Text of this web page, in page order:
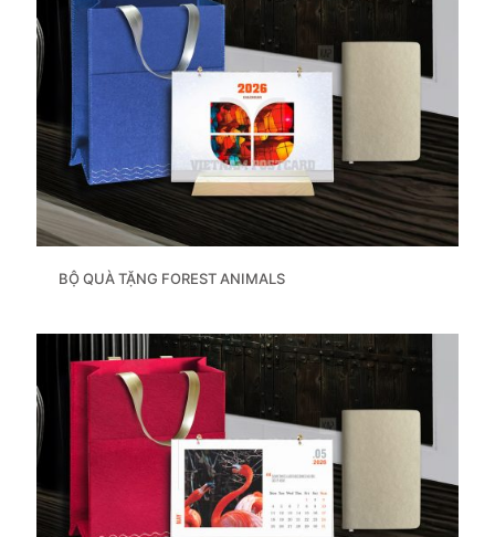
BỘ QUÀ TẶNG FOREST ANIMALS